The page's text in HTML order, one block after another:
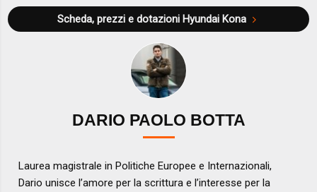
Scheda, prezzi e dotazioni Hyundai Kona
DARIO PAOLO BOTTA
Laurea magistrale in Politiche Europee e Internazionali,
Dario unisce l’amore per la scrittura e l’interesse per la